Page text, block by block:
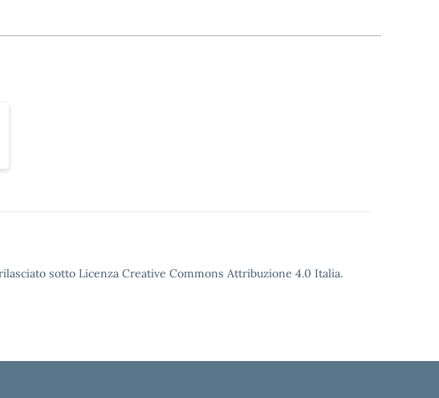
sotto Licenza Creative Commons Attribuzione 4.0 Italia.